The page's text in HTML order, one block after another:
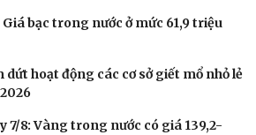
Câu chuyện thời sự
Cửa sổ tình yêu
bạc trong nước ở mức 61,9 triệu
dứt hoạt động các cơ sở giết mổ nhỏ lẻ
7/8: Vàng trong nước có giá 139,2-